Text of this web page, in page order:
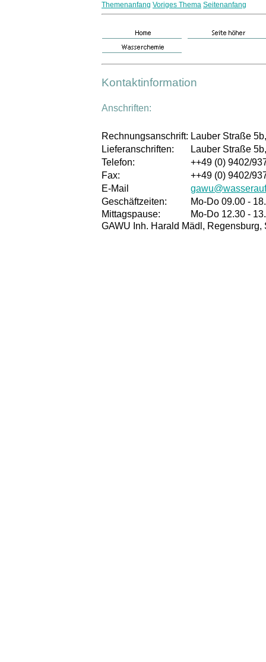
Themenanfang Voriges Thema Seitenanfang
Kontaktinformation
Anschriften:
Rechnungsanschrift: Lauber Straße
Lieferanschriften:
Lauber Straße
Telefon:
++49 (0) 9402/
Fax:
++49 (0) 9402/
E-Mail
Geschäftzeiten:
Mo-Do 09.00 -
Mittagspause:
Mo-Do 12.30 -
GAWU Inh. Harald Mädl, Regensburg,